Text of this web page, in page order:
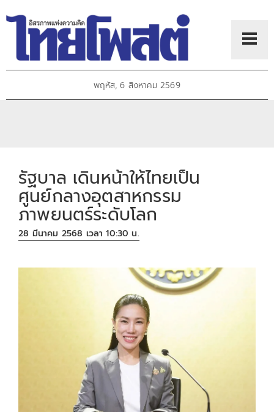
พฤหัส, 6 สิงหาคม 2569
รัฐบาล เดินหน้าให้ไทยเป็น
ศูนย์กลางอุตสาหกรรม
ภาพยนตร์ระดับโลก
28 มีนาคม 2568 เวลา 10:30 น.